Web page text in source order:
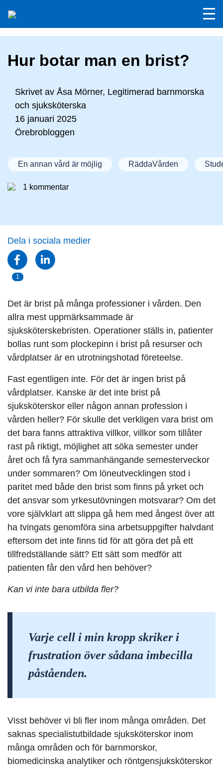
Hur botar man en brist?
Skrivet av Åsa Mörner, Legitimerad barnmorska
och sjuksköterska
16 januari 2025
Örebrobloggen
En annan vård är möjlig RäddaVården
1 kommentar
Dela i sociala medier
1
Det är brist på många professioner i vården. Den
allra mest uppmärksammade är
sjuksköterskebristen. Operationer ställs in, patienter
bollas runt som plockepinn i brist på resurser och
vårdplatser är en utrotningshotad företeelse.
Fast egentligen inte. För det är ingen brist på
vårdplatser. Kanske är det inte brist på
sjuksköterskor eller någon annan profession i
vården heller? För skulle det verkligen vara brist om
det bara fanns attraktiva villkor, villkor som tillåter
rast på riktigt, möjlighet att söka semester under
året och få fyra sammanhängande semesterveckor
under sommaren? Om löneutvecklingen stod i
paritet med både den brist som finns på yrket och
det ansvar som yrkesutövningen motsvarar? Om det
vore självklart att slippa gå hem med ångest över att
ha tvingats genomföra sina arbetsuppgifter halvdant
eftersom det inte finns tid för att göra det på ett
tillfredställande sätt? Ett sätt som medför att
patienten får den vård hen behöver?
Kan vi inte bara utbilda fler?
Varje cell i min kropp skriker i
frustration över sådana imbecilla
påståenden.
Visst behöver vi bli fler inom många områden. Det
saknas specialistutbildade sjuksköterskor inom
många områden och för barnmorskor,
biomedicinska analytiker och röntgensjuksköterskor